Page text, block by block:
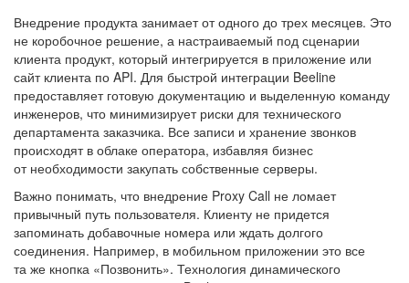
Внедрение продукта занимает от одного до трех месяцев. Это
не коробочное решение, а настраиваемый под сценарии
клиента продукт, который интегрируется в приложение или
сайт клиента по API. Для быстрой интеграции Beeline
предоставляет готовую документацию и выделенную команду
инженеров, что минимизирует риски для технического
департамента заказчика. Все записи и хранение звонков
происходят в облаке оператора, избавляя бизнес
от необходимости закупать собственные серверы.
Важно понимать, что внедрение Proxy Call не ломает
привычный путь пользователя. Клиенту не придется
запоминать добавочные номера или ждать долгого
соединения. Например, в мобильном приложении это все
та же кнопка «Позвонить». Технология динамического